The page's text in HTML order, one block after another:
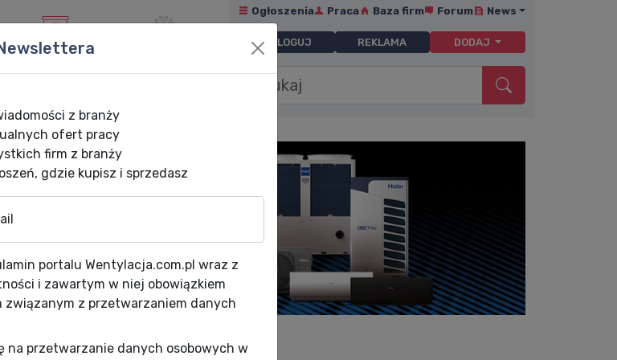
OGRZEWANIE
Ogłoszenia Praca Baza firm Forum News
ZALOGUJ REKLAMA DODAJ
z branży
ofert pracy
firm z branży
gdzie kupisz i sprzedasz
portalu Wentylacja.com.pl wraz z
i zawartym w niej obowiązkiem
z przetwarzaniem danych
na przetwarzanie danych osobowych w